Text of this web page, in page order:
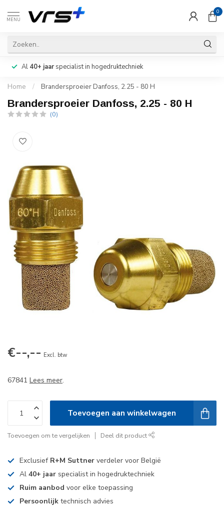
MENU
0
Al 40+ jaarspecialist in hogedruktechniek
Home / Brandersproeier Danfoss, 2.25 - 80 H
Brandersproeier Danfoss, 2.25 - 80 H
(0)
€--,-- Excl. btw
67841 Lees meer.
Toevoegen aan winkelwagen
Toevoegen om te vergelijken Deel dit product
Exclusief R+M Suttner verdeler voor België
Al 40+ jaar specialist in hogedruktechniek
Ruim aanbod voor elke toepassing
Persoonlijk technisch advies